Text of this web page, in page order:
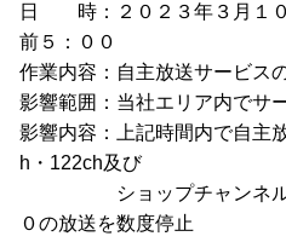
日 時：２０２３年３月１
前５：００
作業内容：自主放送サービス
影響範囲：当社エリア内でサ
影響内容：上記時間内で自主
h・122ch及び
ショップチャンネル・
０の放送を数度停止